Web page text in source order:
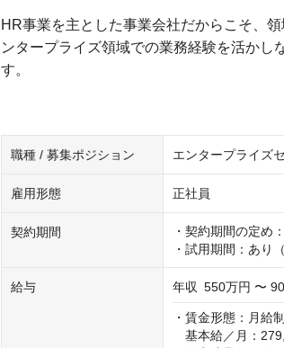
HR事業を主とした事業会社だからこそ、
ンタープライズ領域での業務経験を活かし
す。
職種 / 募集ポジション エンタープライズ
雇用形態 正社員
契約期間
・契約期間の定め
・試用期間：あり
給与 年収 550万円 〜
・賃金形態：月給
基本給／月：